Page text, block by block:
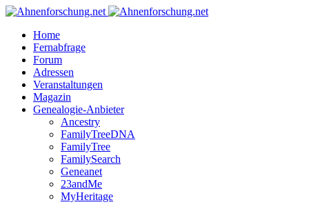
Home
Fernabfrage
Forum
Adressen
Veranstaltungen
Magazin
Genealogie-Anbieter
Ancestry
FamilyTreeDNA
FamilyTree
FamilySearch
Geneanet
23andMe
MyHeritage